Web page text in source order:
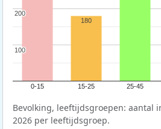
0-15 15-25 25-45
100
100
200
200
180
Bevolking, leeftijdsgroepen: aantal
2026 per leeftijdsgroep.